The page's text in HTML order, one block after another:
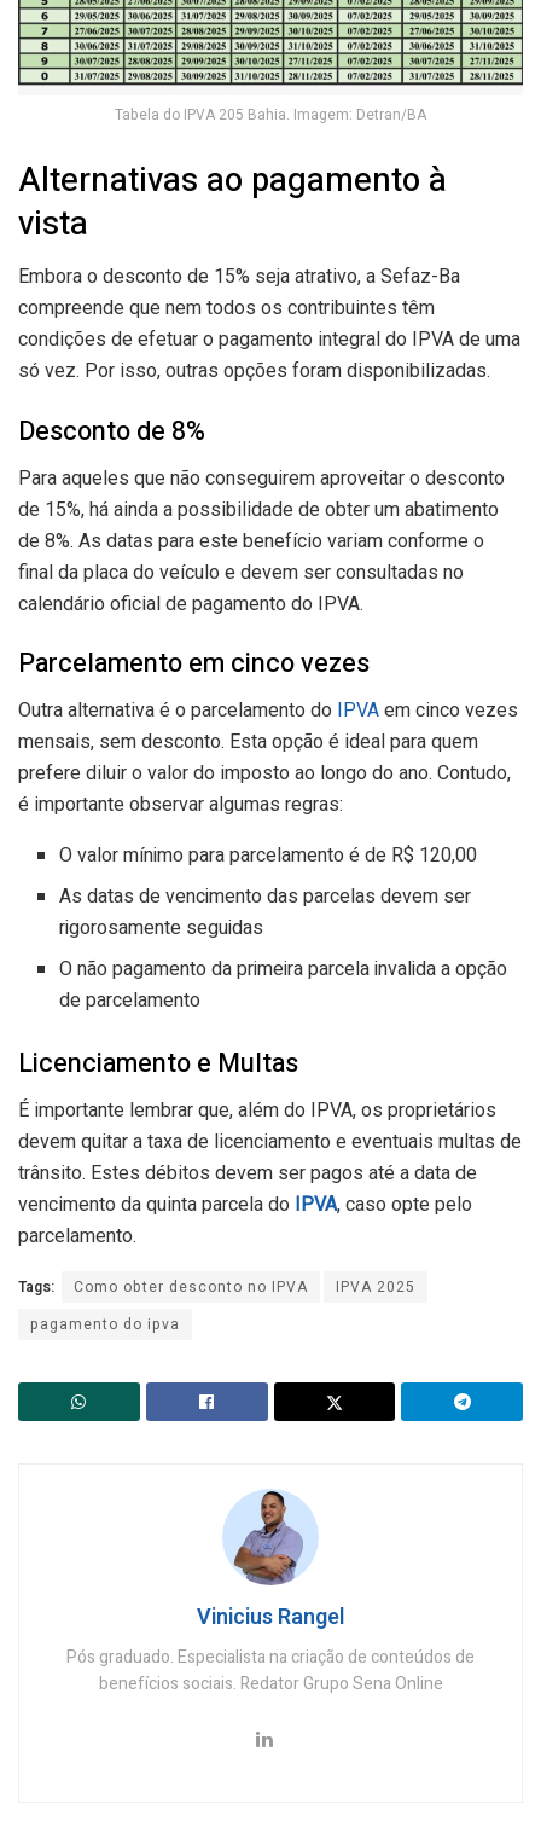
Tabela do IPVA 205 Bahia. Imagem: Detran/BA
Alternativas ao pagamento à
vista
Embora o desconto de 15% seja atrativo, a Sefaz-Ba
compreende que nem todos os contribuintes têm
condições de efetuar o pagamento integral do IPVA de uma
só vez. Por isso, outras opções foram disponibilizadas.
Desconto de 8%
Para aqueles que não conseguirem aproveitar o desconto
de 15%, há ainda a possibilidade de obter um abatimento
de 8%. As datas para este benefício variam conforme o
final da placa do veículo e devem ser consultadas no
calendário oficial de pagamento do IPVA.
Parcelamento em cinco vezes
Outra alternativa é o parcelamento do IPVA em cinco vezes
mensais, sem desconto. Esta opção é ideal para quem
prefere diluir o valor do imposto ao longo do ano. Contudo,
é importante observar algumas regras:
O valor mínimo para parcelamento é de R$ 120,00
As datas de vencimento das parcelas devem ser
rigorosamente seguidas
O não pagamento da primeira parcela invalida a opção
de parcelamento
Licenciamento e Multas
É importante lembrar que, além do IPVA, os proprietários
devem quitar a taxa de licenciamento e eventuais multas de
trânsito. Estes débitos devem ser pagos até a data de
vencimento da quinta parcela do IPVA, caso opte pelo
parcelamento.
Tags: Como obter desconto no IPVA
IPVA 2025
pagamento do ipva
Vinicius Rangel
Pós graduado. Especialista na criação de conteúdos de
benefícios sociais. Redator Grupo Sena Online